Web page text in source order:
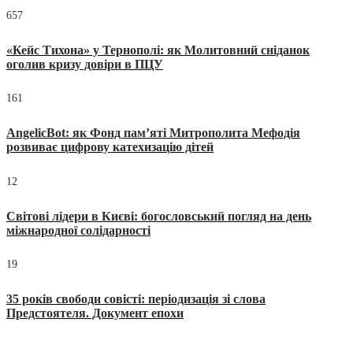
657
«Кейс Тихона» у Тернополі: як Молитовний сніданок
оголив кризу довіри в ПЦУ
161
AngelicBot: як Фонд пам’яті Митрополита Мефодія
розвиває цифрову катехизацію дітей
12
Світові лідери в Києві: богословський погляд на день
міжнародної солідарності
19
35 років свободи совісті: періодизація зі слова
Предстоятеля. Документ епохи